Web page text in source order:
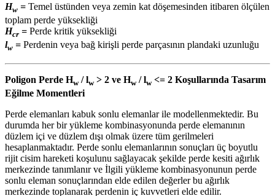
Hw = Temel üstünden veya zemin kat döşemesinden itibaren ölçülen
toplam perde yüksekliği
Hcr = Perde kritik yüksekliği
lw = Perdenin veya bağ kirişli perde parçasının plandaki uzunluğu
Poligon Perde Hw/ lw> 2 ve Hw/ lw<= 2 Koşullarında Tasarım
Eğilme Momentleri
Perde elemanları kabuk sonlu elemanlar ile modellenmektedir. Bu
durumda her bir yükleme kombinasyonunda perde elemanının
düzlem içi ve düzlem dışı olmak üzere tüm gerilmeleri
hesaplanmaktadır. Perde sonlu elemanlarının sonuçları üç boyutlu
rijit cisim hareketi koşulunu sağlayacak şekilde perde kesiti ağırlık
merkezinde tanımlanır ve İlgili yükleme kombinasyonunun perde
sonlu eleman sonuçlarından elde edilen değerler bu ağırlık
merkezinde toplanarak perdenin iç kuvvetleri elde edilir.